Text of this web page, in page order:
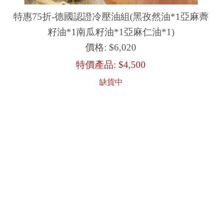
特惠75折-德國認證冷壓油組(黑孜然油*1亞麻薺
籽油*1南瓜籽油*1亞麻仁油*1)
價格: $6,020
特價產品: $4,500
缺貨中